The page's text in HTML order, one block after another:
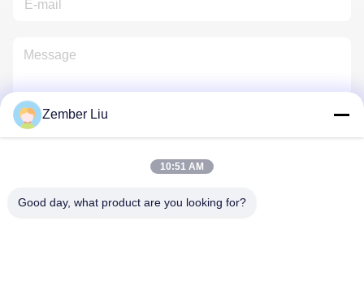
Zember Liu
10:51 AM
Good day, what product are you looking for?